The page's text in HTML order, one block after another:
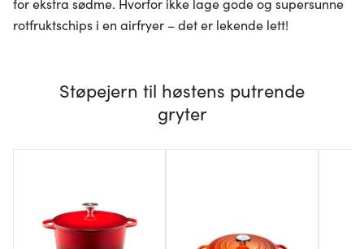
rotfruktschips i en airfryer – det er lekende lett!
Støpejern til høstens putrende
gryter